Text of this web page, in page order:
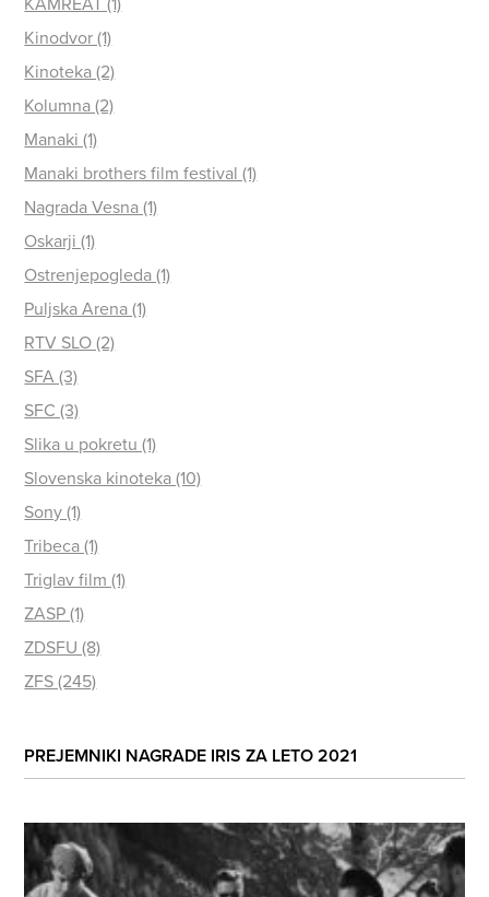
KAMREAT (1)
Kinodvor (1)
Kinoteka (2)
Kolumna (2)
Manaki (1)
Manaki brothers film festival (1)
Nagrada Vesna (1)
Oskarji (1)
Ostrenjepogleda (1)
Puljska Arena (1)
RTV SLO (2)
SFA (3)
SFC (3)
Slika u pokretu (1)
Slovenska kinoteka (10)
Sony (1)
Tribeca (1)
Triglav film (1)
ZASP (1)
ZDSFU (8)
ZFS (245)
PREJEMNIKI NAGRADE IRIS ZA LETO 2021